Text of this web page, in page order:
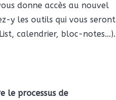
donne accès au nouvel
y les outils qui vous seront
calendrier, bloc-notes…).
le processus de